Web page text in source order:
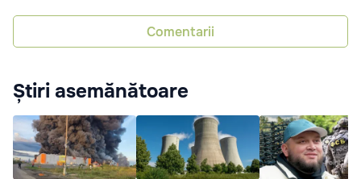
Comentarii
Știri asemănătoare